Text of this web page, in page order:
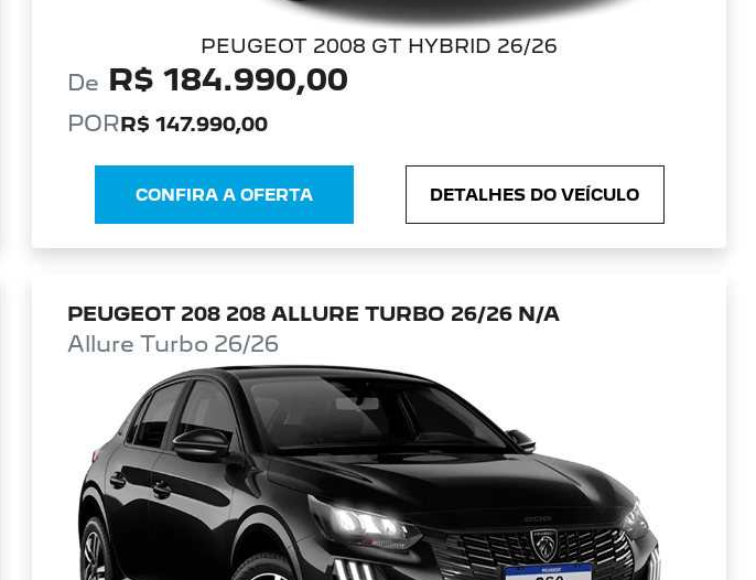
PEUGEOT 2008 GT HYBRID 26/26
De R$ 184.990,00
PORR$ 147.990,00
CONFIRA A OFERTA DETALHES DO VEÍCULO
PEUGEOT 208 208 ALLURE TURBO 26/26 N/A
Allure Turbo 26/26